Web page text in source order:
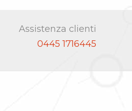
Assistenza clienti
0445 1716445